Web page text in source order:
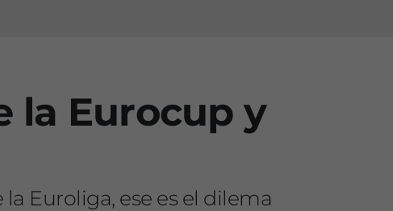
la Eurocup y
Euroliga, ese es el dilema